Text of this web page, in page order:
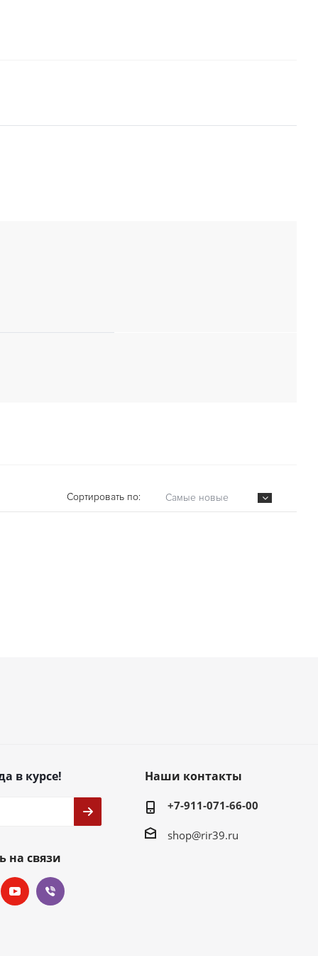
Сортировать по: Самые новые
в курсе!
на связи
Наши контакты
+7-911-071-66-00
shop@rir39.ru